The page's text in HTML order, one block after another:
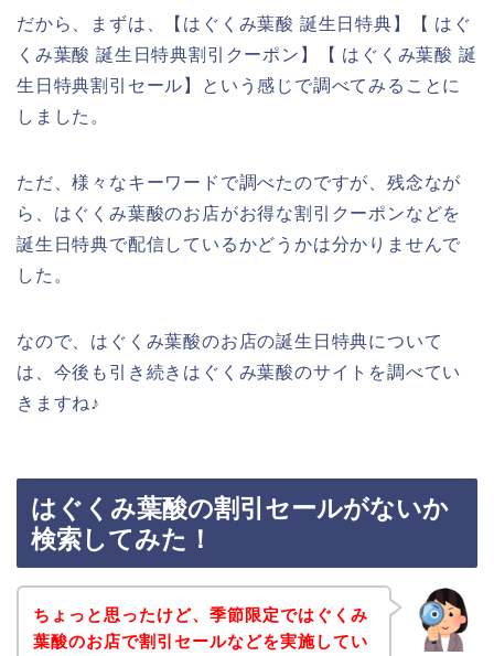
だから、まずは、【はぐくみ葉酸 誕生日特典】【 はぐ
くみ葉酸 誕生日特典割引クーポン】【 はぐくみ葉酸 誕
生日特典割引セール】という感じで調べてみることに
しました。
ただ、様々なキーワードで調べたのですが、残念なが
ら、はぐくみ葉酸のお店がお得な割引クーポンなどを
誕生日特典で配信しているかどうかは分かりませんで
した。
なので、はぐくみ葉酸のお店の誕生日特典について
は、今後も引き続きはぐくみ葉酸のサイトを調べてい
きますね♪
はぐくみ葉酸の割引セールがないか
検索してみた！
ちょっと思ったけど、季節限定ではぐくみ
葉酸のお店で割引セールなどを実施してい